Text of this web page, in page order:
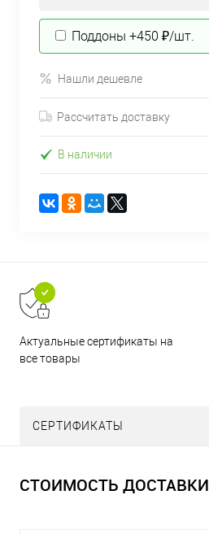
Поддоны +450 ₽/шт.
Нашли дешевле
Рассчитать доставку
В наличии
Актуальные сертификаты на
все товары
СЕРТИФИКАТЫ
СТОИМОСТЬ ДОСТАВКИ